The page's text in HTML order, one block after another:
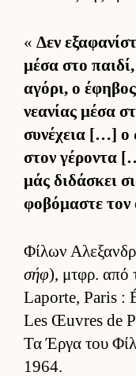
« Δεν
μέσα στο
αγόρι, ο
νεανίας μέσα
συνέχεια […] ο
στον
μάς διδάσκει
φοβόμαστε τον
Φίλων
σήφ), μτ­φρ. από
Laporte, Paris :
Les Œuvres de
Τα Έργα του
1964.